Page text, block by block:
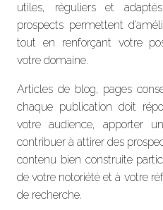
utiles, réguliers et
prospects permettent
tout en renforçant votre
votre domaine.
Articles de blog, pages
chaque publication doit
votre audience, apporter
contribuer à attirer des
contenu bien construite
de votre notoriété et à votre
de recherche.